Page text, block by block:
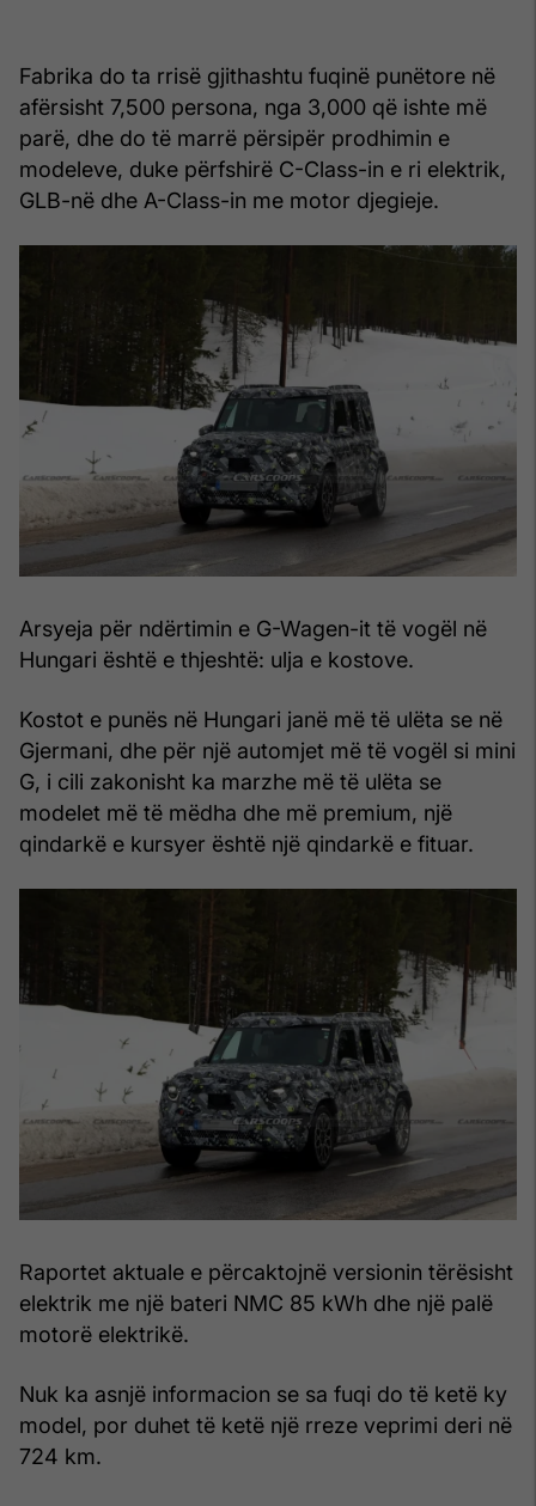
Fabrika do ta rrisë gjithashtu fuqinë punëtore në
afërsisht 7,500 persona, nga 3,000 që ishte më
parë, dhe do të marrë përsipër prodhimin e
modeleve, duke përfshirë C-Class-in e ri elektrik,
GLB-në dhe A-Class-in me motor djegieje.
Arsyeja për ndërtimin e G-Wagen-it të vogël në
Hungari është e thjeshtë: ulja e kostove.
Kostot e punës në Hungari janë më të ulëta se në
Gjermani, dhe për një automjet më të vogël si mini
G, i cili zakonisht ka marzhe më të ulëta se
modelet më të mëdha dhe më premium, një
qindarkë e kursyer është një qindarkë e fituar.
Raportet aktuale e përcaktojnë versionin tërësisht
elektrik me një bateri NMC 85 kWh dhe një palë
motorë elektrikë.
Nuk ka asnjë informacion se sa fuqi do të ketë ky
model, por duhet të ketë një rreze veprimi deri në
724 km.